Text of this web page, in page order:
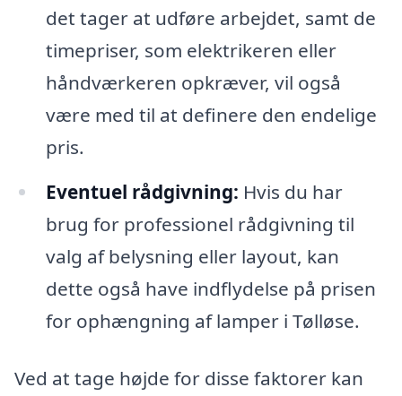
det tager at udføre arbejdet, samt de
timepriser, som elektrikeren eller
håndværkeren opkræver, vil også
være med til at definere den endelige
pris.
Eventuel rådgivning: Hvis du har
brug for professionel rådgivning til
valg af belysning eller layout, kan
dette også have indflydelse på prisen
for ophængning af lamper i Tølløse.
Ved at tage højde for disse faktorer kan